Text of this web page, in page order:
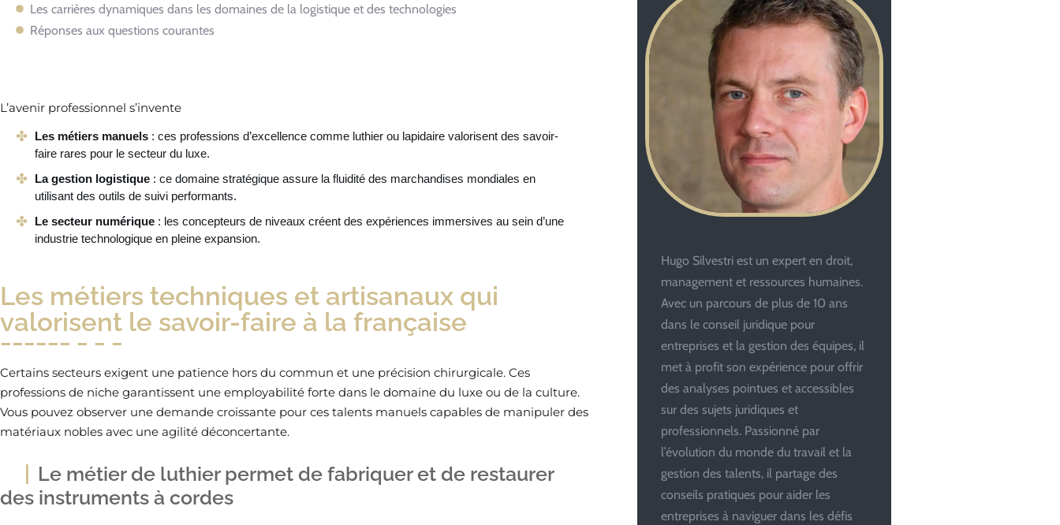
Les carrières dynamiques dans les domaines de la logistique et des technologies
Réponses aux questions courantes
L’avenir professionnel s’invente
Les métiers manuels : ces professions d’excellence comme luthier ou lapidaire valorisent des savoir-
faire rares pour le secteur du luxe.
La gestion logistique : ce domaine stratégique assure la fluidité des marchandises mondiales en
utilisant des outils de suivi performants.
Le secteur numérique : les concepteurs de niveaux créent des expériences immersives au sein d’une
industrie technologique en pleine expansion.
Les métiers techniques et artisanaux qui
valorisent le savoir-faire à la française
Certains secteurs exigent une patience hors du commun et une précision chirurgicale. Ces
professions de niche garantissent une employabilité forte dans le domaine du luxe ou de la culture.
Vous pouvez observer une demande croissante pour ces talents manuels capables de manipuler des
matériaux nobles avec une agilité déconcertante.
Le métier de luthier permet de fabriquer et de restaurer
des instruments à cordes
Hugo Silvestri est un expert en droit,
management et ressources humaines.
Avec un parcours de plus de 10 ans
dans le conseil juridique pour
entreprises et la gestion des équipes, il
met à profit son expérience pour offrir
des analyses pointues et accessibles
sur des sujets juridiques et
professionnels. Passionné par
l’évolution du monde du travail et la
gestion des talents, il partage des
conseils pratiques pour aider les
entreprises à naviguer dans les défis